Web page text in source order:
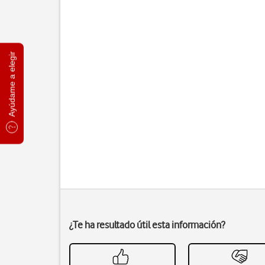
Ayúdame a elegir
¿Te ha resultado útil esta información?